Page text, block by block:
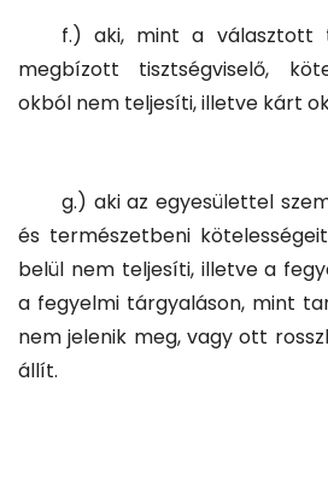
f.) aki, mint a választott
megbízott tisztségviselő,
okból nem teljesíti, illetve kárt
g.) aki az egyesülettel
és természetbeni
belül nem teljesíti, illetve a
a fegyelmi tárgyaláson, mint
nem jelenik meg, vagy ott
állít.